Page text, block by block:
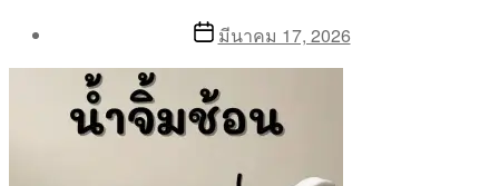
By
Aea
Postมีนาคม 17, 2026